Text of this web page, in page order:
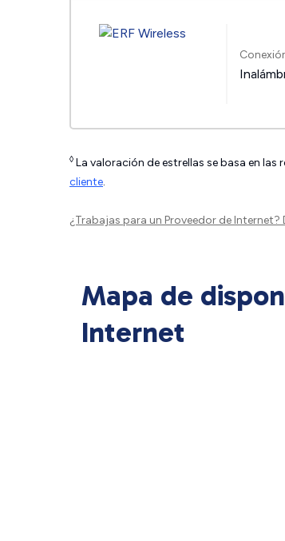
◊ La valoración de estrellas se basa en las
cliente.
¿Trabajas para un Proveedor de Internet?
Mapa de
Internet